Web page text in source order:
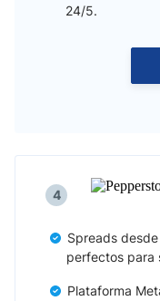
24/5.
4
Spreads
perfectos para
Plataforma